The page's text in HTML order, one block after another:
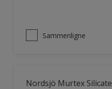
Sammenligne
Nordsjö Murtex Silicate